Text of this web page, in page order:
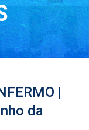
|
da